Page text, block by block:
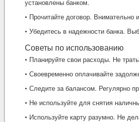
установлены банком.
• Прочитайте договор. Внимательно
• Убедитесь в надежности банка.
Советы по использованию
• Планируйте свои расходы. Не
• Своевременно оплачивайте
• Следите за балансом. Регулярно
• Не используйте для снятия
• Используйте карту разумно. Не